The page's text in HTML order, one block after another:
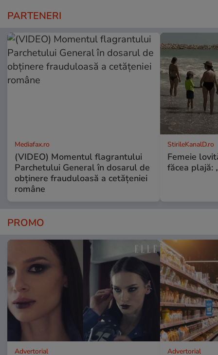
PARTENERI
Mediafax.ro
(VIDEO) Momentul flagrantului
Parchetului General în dosarul de
obținere frauduloasă a cetățeniei
române
StirileKanalD.ro
Femeie
făcea plajă:
PROMO
Advertorial Advertorial